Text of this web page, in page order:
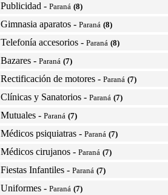
Publicidad - Paraná (8)
Gimnasia aparatos - Paraná (8)
Telefonía accesorios - Paraná (8)
Bazares - Paraná (7)
Rectificación de motores - Paraná (7)
Clínicas y Sanatorios - Paraná (7)
Mutuales - Paraná (7)
Médicos psiquiatras - Paraná (7)
Médicos cirujanos - Paraná (7)
Fiestas Infantiles - Paraná (7)
Uniformes - Paraná (7)